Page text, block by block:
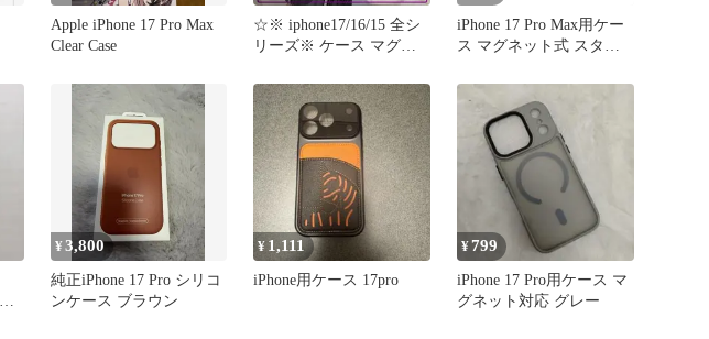
Apple iPhone 17 Pro Max
Clear Case
☆※ iphone17/16/15 全シ
リーズ※ ケース マグセ
16Plus 16e 17ProMax
17Pro 17Air 15ProMax
15Pro 15Plus 紫 クリア レ
ンズ保護☆☆
iPhone 17 Pro Max用ケー
ス マグネット式 スタン
¥3,800
純正iPhone 17 Pro シリコ
ンケース ブラウン
¥ 1,111
iPhone用ケース 17pro
¥799
iPhone 17 Pro用ケース マ
グネット対応 グレー